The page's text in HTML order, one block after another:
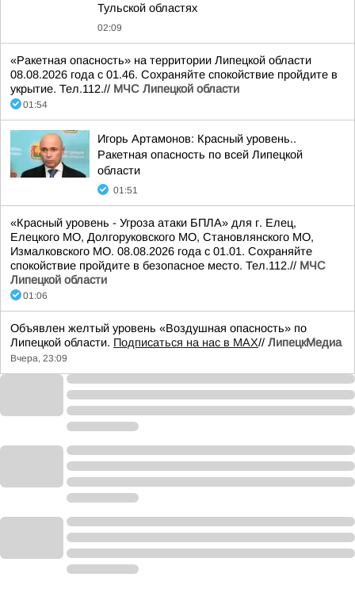
Тульской областях
02:09
«Ракетная опасность» на территории Липецкой области
08.08.2026 года с 01.46. Сохраняйте спокойствие пройдите в
укрытие. Тел.112.// МЧС Липецкой области
01:54
Игорь Артамонов: Красный уровень..
Ракетная опасность по всей Липецкой
области
01:51
«Красный уровень - Угроза атаки БПЛА» для г. Елец,
Елецкого МО, Долгоруковского МО, Становлянского МО,
Измалковского МО. 08.08.2026 года с 01.01. Сохраняйте
спокойствие пройдите в безопасное место. Тел.112.// МЧС
Липецкой области
01:06
Объявлен желтый уровень «Воздушная опасность» по
Липецкой области. Подписаться на нас в МАХ// ЛипецкМедиа
Вчера, 23:09